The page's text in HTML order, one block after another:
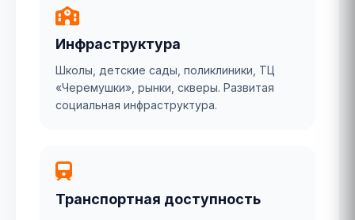
Инфраструктура
Школы, детские сады, поликлиники, ТЦ
«Черемушки», рынки, скверы. Развитая
социальная инфраструктура.
Транспортная доступность